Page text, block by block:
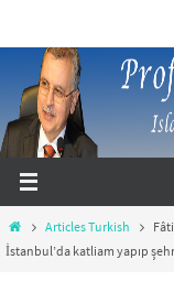
to
content
HomeArticles Turkish
İstanbul’da katliam yapıp şehri